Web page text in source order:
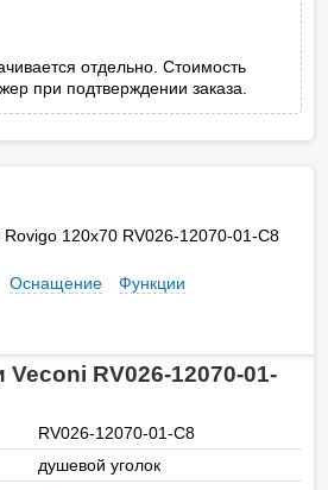
отдельно. Стоимость
при подтверждении заказа.
Rovigo 120х70 RV026-12070-01-C8
Оснащение Функции
Veconi RV026-12070-01-
RV026-12070-01-C8
душевой уголок